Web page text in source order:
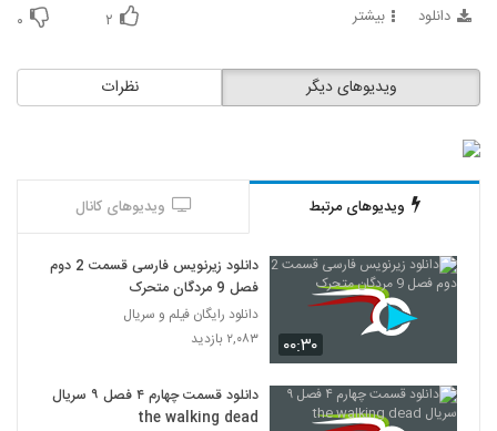
دانلود بیشتر ۲ ۰
نظرات ویدیوهای دیگر
ویدیوهای مرتبط ویدیوهای کانال
۰۰:۳۰
دانلود زیرنویس فارسی قسمت 2 دوم
فصل 9 مردگان متحرک
دانلود رایگان فیلم و سریال
۲,۰۸۳ بازدید
دانلود قسمت چهارم ۴ فصل ۹ سریال
the walking dead